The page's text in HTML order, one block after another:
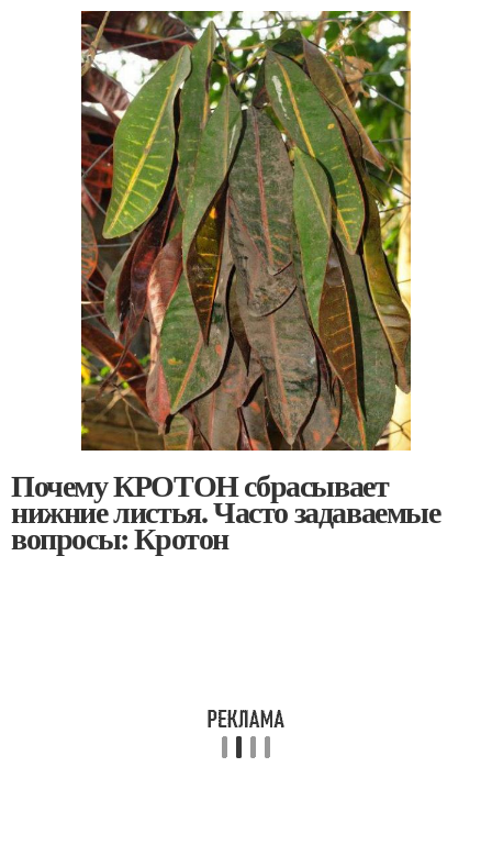
Почему КРОТОН сбрасывает
нижние листья. Часто задаваемые
вопросы: Кротон